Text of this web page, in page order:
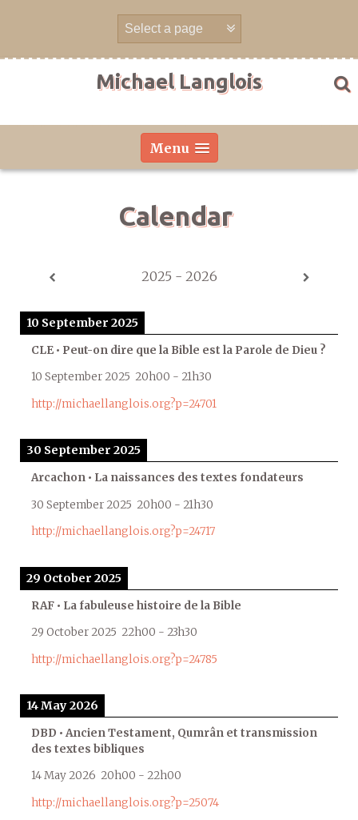
Michael Langlois
Menu
Calendar
2025 - 2026
10 September 2025
CLE • Peut-on dire que la Bible est la Parole de Dieu ?
10 September 2025 20h00 - 21h30
http://michaellanglois.org?p=24701
30 September 2025
Arcachon • La naissances des textes fondateurs
30 September 2025 20h00 - 21h30
http://michaellanglois.org?p=24717
29 October 2025
RAF • La fabuleuse histoire de la Bible
29 October 2025 22h00 - 23h30
http://michaellanglois.org?p=24785
14 May 2026
DBD • Ancien Testament, Qumrân et transmission
des textes bibliques
14 May 2026 20h00 - 22h00
http://michaellanglois.org?p=25074